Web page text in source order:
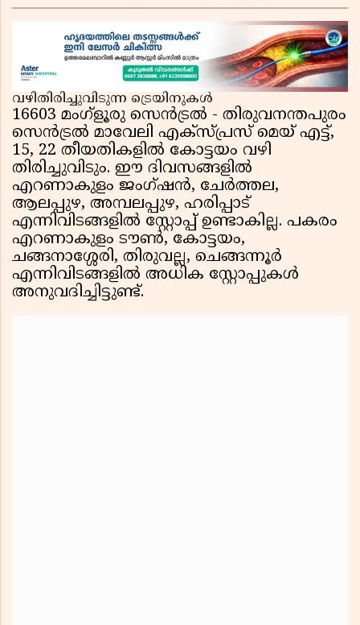
വഴിതിരിച്ചുവിടുന്ന ട്രെയിനുകൾ
16603 മംഗ്ളൂരു സെൻട്രൽ - തിരുവനന്തപുരം
സെൻട്രൽ മാവേലി എക്സ്പ്രസ് മെയ് എട്ട്,
15, 22 തീയതികളിൽ കോട്ടയം വഴി
തിരിച്ചുവിടും. ഈ ദിവസങ്ങളിൽ
എറണാകുളം ജംഗ്ഷൻ, ചേർത്തല,
ആലപ്പുഴ, അമ്പലപ്പുഴ, ഹരിപ്പാട്
എന്നിവിടങ്ങളിൽ സ്റ്റോപ്പ് ഉണ്ടാകില്ല. പകരം
എറണാകുളം ടൗൺ, കോട്ടയം,
ചങ്ങനാശ്ശേരി, തിരുവല്ല, ചെങ്ങന്നൂർ
എന്നിവിടങ്ങളിൽ അധിക സ്റ്റോപ്പുകൾ
അനുവദിച്ചിട്ടുണ്ട്.